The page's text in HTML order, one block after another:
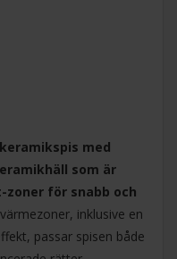
med
som är
för snabb och
inklusive en
passar spisen både